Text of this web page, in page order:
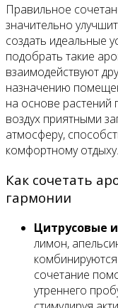
Правильное
значительно
создать идеальные
подобрать такие
взаимодействуют
назначению
на основе растений
воздух приятными
атмосферу,
комфортному отдыху.
Как сочетать
гармонии
Цитрусовые
лимон,
сочетание
утреннего